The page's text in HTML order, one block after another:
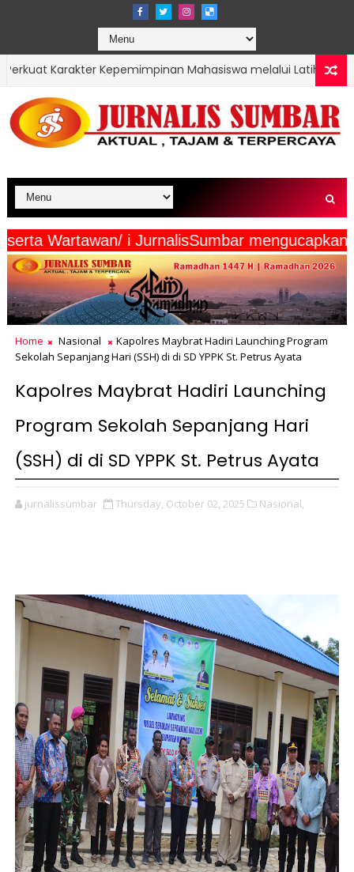
Mahasiswa melalui Latihan Dasar Kepemimpinan
Beserta Wartawan/ i JurnalisSumbar
Home Nasional
Kapolres Maybrat Hadiri Launching Program
Sekolah Sepanjang Hari (SSH) di di SD YPPK St. Petrus Ayata
Kapolres Maybrat Hadiri Launching
Program Sekolah Sepanjang Hari
(SSH) di di SD YPPK St. Petrus Ayata
jurnalissumbar Thursday, October 02, 2025 Nasional,